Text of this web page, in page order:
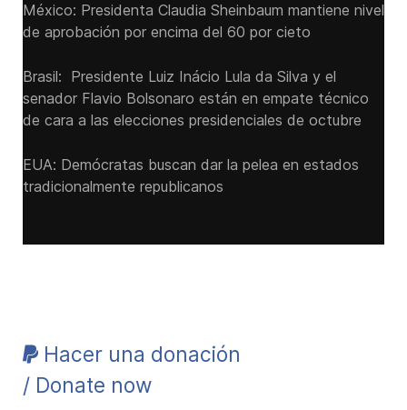
México: Presidenta Claudia Sheinbaum mantiene nivel
de aprobación por encima del 60 por cieto
Brasil: Presidente Luiz Inácio Lula da Silva y el
senador Flavio ‌Bolsonaro están en empate técnico
de cara a las ‌elecciones presidenciales de octubre
EUA: Demócratas buscan dar la pelea en estados
tradicionalmente republicanos
Hacer una donación
/ Donate now